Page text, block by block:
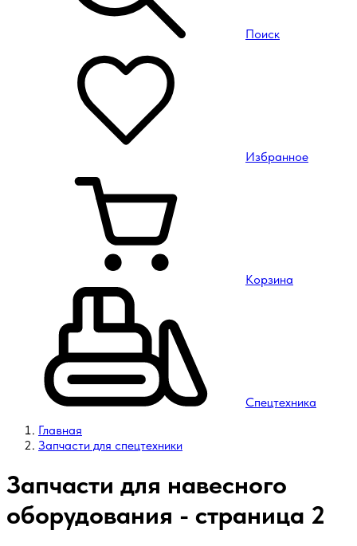
Поиск
Избранное
Корзина
Спецтехника
Главная
Запчасти для спецтехники
Запчасти для навесного
оборудования - страница 2